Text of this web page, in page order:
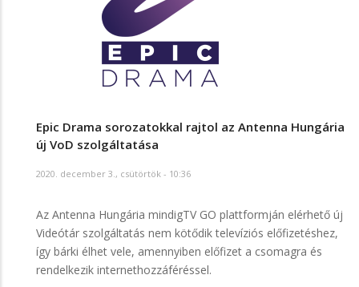
Epic Drama sorozatokkal rajtol az Antenna Hungária
új VoD szolgáltatása
2020. december 3., csütörtök - 10:36
Az Antenna Hungária mindigTV GO plattformján elérhető új
Videótár szolgáltatás nem kötődik televíziós előfizetéshez,
így bárki élhet vele, amennyiben előfizet a csomagra és
rendelkezik internethozzáféréssel.